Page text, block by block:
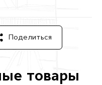
Поделиться
товары